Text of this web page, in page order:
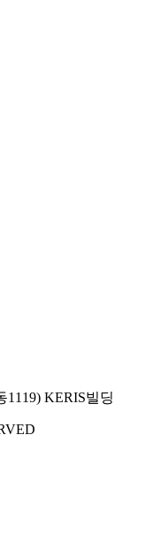
1119) KERIS빌딩